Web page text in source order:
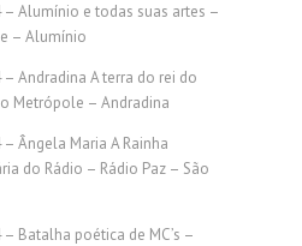
– Alumínio e todas suas artes –
– Alumínio
– Andradina A terra do rei do
Metrópole – Andradina
– Ângela Maria A Rainha
do Rádio – Rádio Paz – São
– Batalha poética de MC’s –